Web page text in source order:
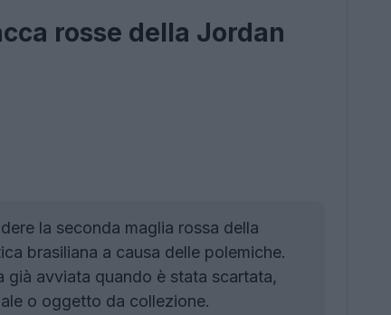
rosse della Jordan
la seconda maglia rossa della
brasiliana a causa delle polemiche.
già avviata quando è stata scartata,
o oggetto da collezione.